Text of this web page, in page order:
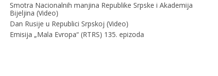
Smotra Nacionalnih manjina Republike Srpske i Akademija
Bijeljina (Video)
Dan Rusije u Republici Srpskoj (Video)
Emisija „Mala Evropa“ (RTRS) 135. epizoda